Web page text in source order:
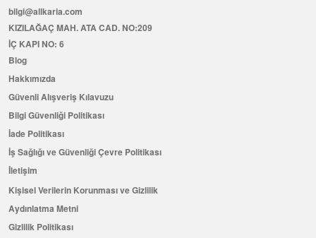
bilgi@allkaria.com
KIZILAĞAÇ MAH. ATA CAD. NO:209
İÇ KAPI NO: 6
Blog
Hakkımızda
Güvenli Alışveriş Kılavuzu
Bilgi Güvenliği Politikası
İade Politikası
İş Sağlığı ve Güvenliği Çevre Politikası
İletişim
Kişisel Verilerin Korunması ve Gizlilik
Aydınlatma Metni
Gizlilik Politikası